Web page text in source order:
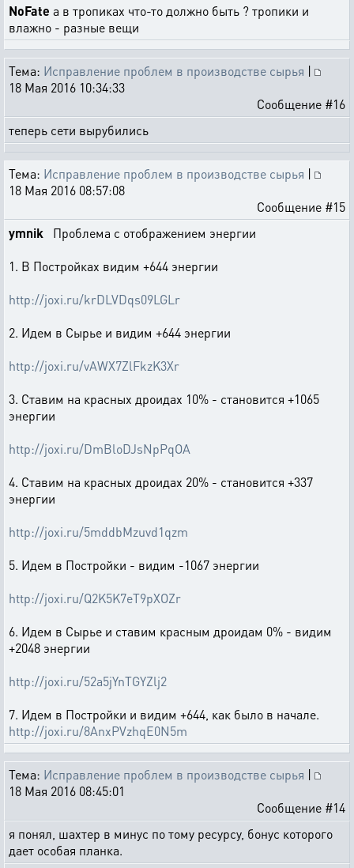
NoFate а в тропиках что-то должно быть ? тропики и
влажно - разные вещи
Тема: Исправление проблем в производстве сырья |
18 Мая 2016 10:34:33
Сообщение #16
теперь сети вырубились
Тема: Исправление проблем в производстве сырья |
18 Мая 2016 08:57:08
Сообщение #15
ymnik
Проблема с отображением энергии
1. В Постройках видим +644 энергии
http://joxi.ru/krDLVDqs09LGLr
2. Идем в Сырье и видим +644 энергии
http://joxi.ru/vAWX7ZlFkzK3Xr
3. Ставим на красных дроидах 10% - становится +1065
энергии
http://joxi.ru/DmBloDJsNpPqOA
4. Ставим на красных дроидах 20% - становится +337
энергии
http://joxi.ru/5mddbMzuvd1qzm
5. Идем в Постройки - видим -1067 энергии
http://joxi.ru/Q2K5K7eT9pXOZr
6. Идем в Сырье и ставим красным дроидам 0% - видим
+2048 энергии
http://joxi.ru/52a5jYnTGYZlj2
7. Идем в Постройки и видим +644, как было в начале.
http://joxi.ru/8AnxPVzhqE0N5m
Тема: Исправление проблем в производстве сырья |
18 Мая 2016 08:45:01
Сообщение #14
я понял, шахтер в минус по тому ресурсу, бонус которого
дает особая планка.